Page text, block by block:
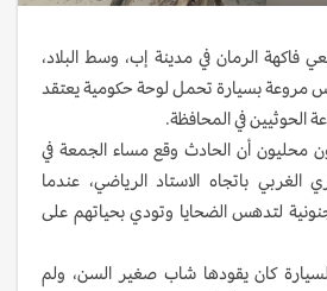
فاكهة الرمان في مدينة إب، وسط البلاد،
مروعة بسيارة تحمل لوحة حكومية يعتقد
الحوثيين في المحافظة.
محليون أن الحادث وقع مساء الجمعة في
الغربي باتجاه الاستاد الرياضي، عندما
لتدهس الضحايا وتودي بحياتهم على
كان يقودها شاب صغير السن، ولم